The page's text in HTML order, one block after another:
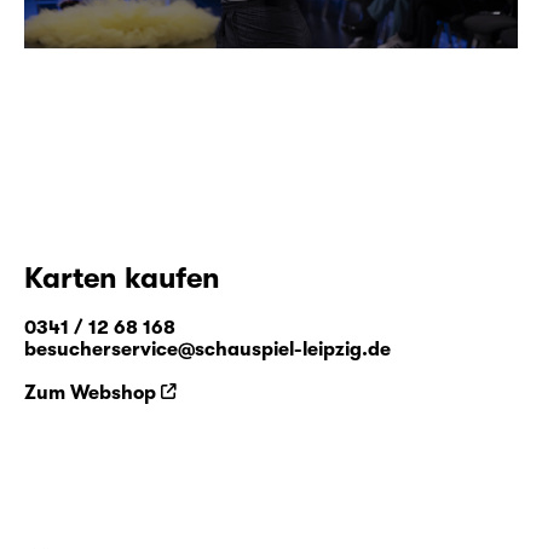
Karten kaufen
0341 / 12 68 168
besucherservice@schauspiel-leipzig.de
Zum Webshop